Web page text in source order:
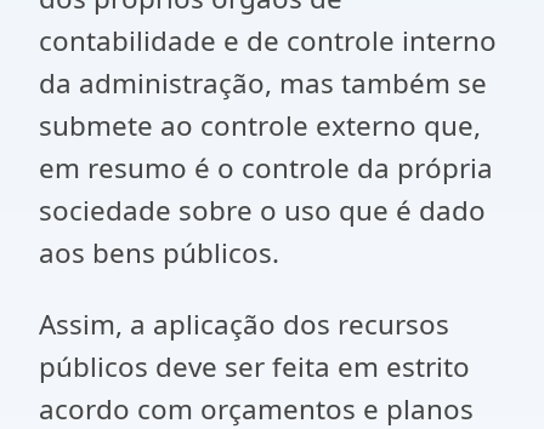
contabilidade e de controle interno
da administração, mas também se
submete ao controle externo que,
em resumo é o controle da própria
sociedade sobre o uso que é dado
aos bens públicos.
Assim, a aplicação dos recursos
públicos deve ser feita em estrito
acordo com orçamentos e planos